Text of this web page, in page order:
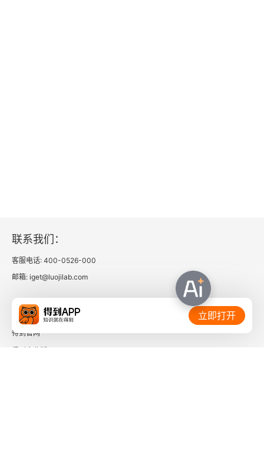
8.8.6 Blob、句柄和资源
8.8.7 句柄的传递
8.8.9 性能
8.8.10 电源管理
联系我们：
客服电话: 400-0526-000
邮箱: iget@luojilab.com
相关链接：
得到官网
立即打开